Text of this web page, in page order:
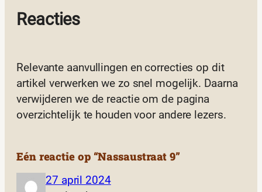
Reacties
Relevante aanvullingen en correcties op dit
artikel verwerken we zo snel mogelijk. Daarna
verwijderen we de reactie om de pagina
overzichtelijk te houden voor andere lezers.
Eén reactie op “Nassaustraat 9”
27 april 2024